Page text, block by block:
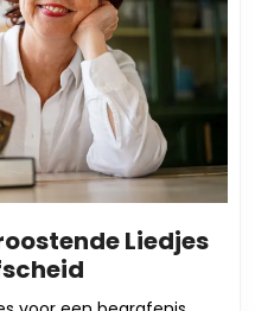
Liedjes
van